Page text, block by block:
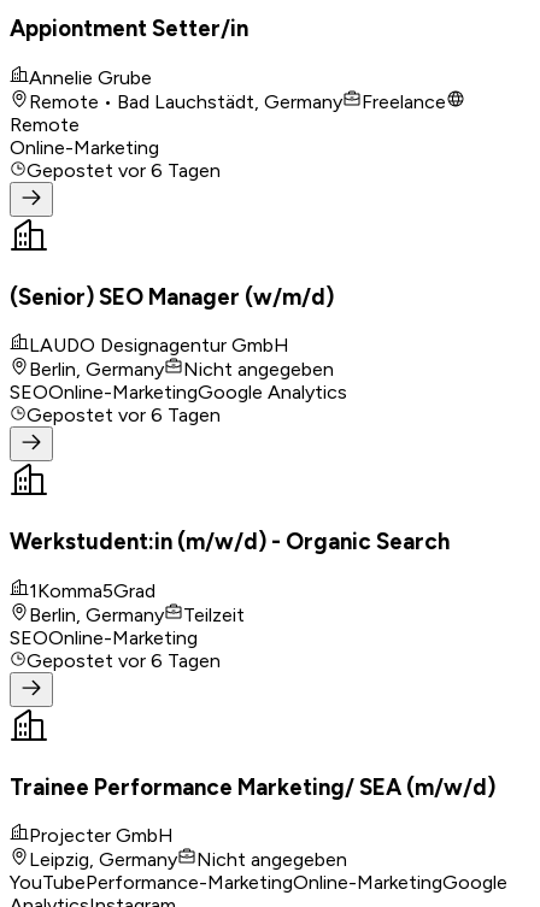
Appiontment Setter/in
Annelie Grube
Remote • Bad Lauchstädt, Germany
Freelance
Remote
Online-Marketing
Gepostet vor 6 Tagen
(Senior) SEO Manager (w/m/d)
LAUDO Designagentur GmbH
Berlin, Germany
Nicht angegeben
SEOOnline-MarketingGoogle Analytics
Gepostet vor 6 Tagen
Werkstudent:in (m/w/d) - Organic Search
1Komma5Grad
Berlin, Germany
Teilzeit
SEOOnline-Marketing
Gepostet vor 6 Tagen
Trainee Performance Marketing/ SEA (m/w/d)
Projecter GmbH
Leipzig, Germany
Nicht angegeben
YouTubePerformance-MarketingOnline-MarketingGoogle